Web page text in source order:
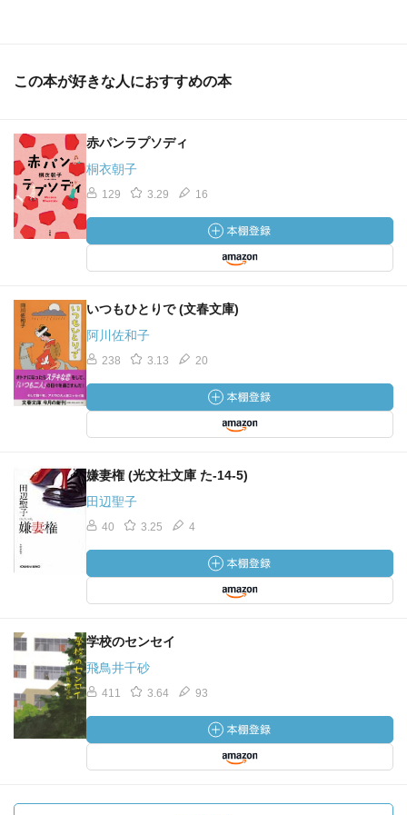
この本が好きな人におすすめの本
赤パンラプソディ
桐衣朝子
129 3.29 16
いつもひとりで (文春文庫)
阿川佐和子
238 3.13 20
嫌妻権 (光文社文庫 た-14-5)
田辺聖子
40 3.25 4
学校のセンセイ
飛鳥井千砂
411 3.64 93